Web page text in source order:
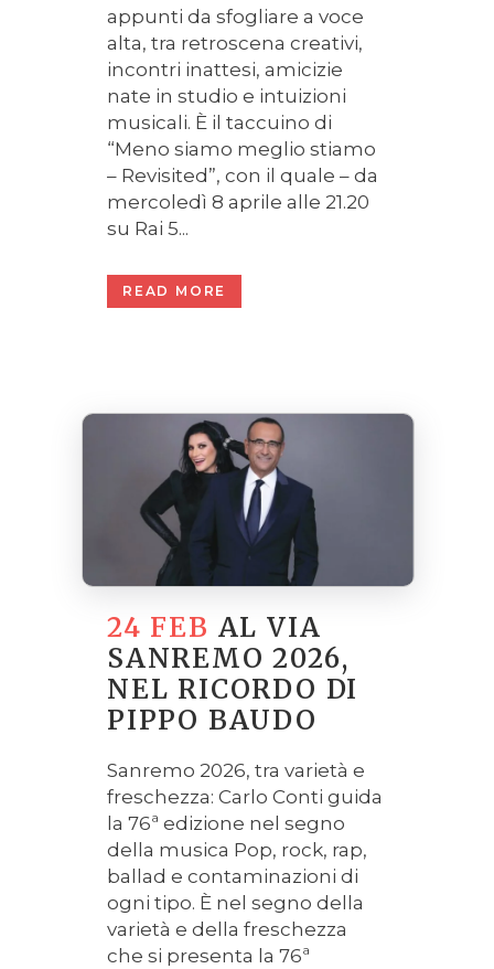
appunti da sfogliare a voce
alta, tra retroscena creativi,
incontri inattesi, amicizie
nate in studio e intuizioni
musicali. È il taccuino di
“Meno siamo meglio stiamo
– Revisited”, con il quale – da
mercoledì 8 aprile alle 21.20
su Rai 5...
READ MORE
24 FEB AL VIA
SANREMO 2026,
NEL RICORDO DI
PIPPO BAUDO
Sanremo 2026, tra varietà e
freschezza: Carlo Conti guida
la 76ª edizione nel segno
della musica Pop, rock, rap,
ballad e contaminazioni di
ogni tipo. È nel segno della
varietà e della freschezza
che si presenta la 76ª